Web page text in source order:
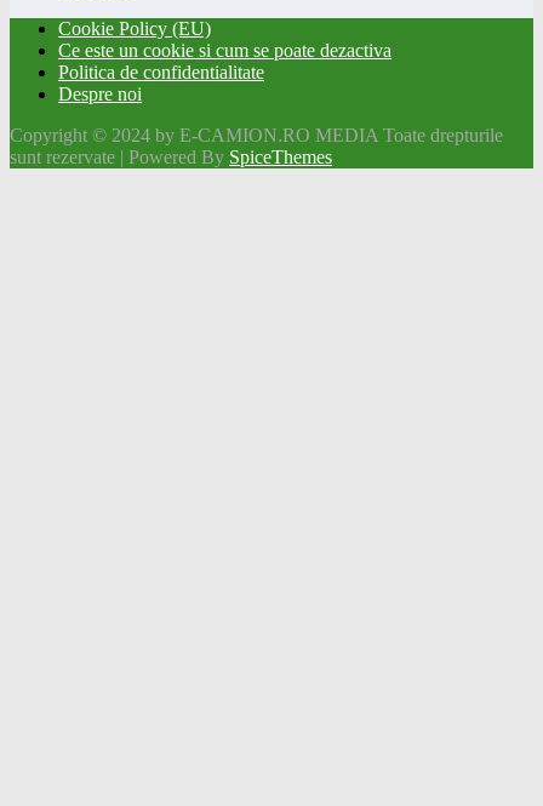
Cookie Policy (EU)
Ce este un cookie si cum se poate dezactiva
Politica de confidentialitate
Despre noi
Copyright © 2024 by E-CAMION.RO MEDIA Toate drepturile
sunt rezervate | Powered By SpiceThemes